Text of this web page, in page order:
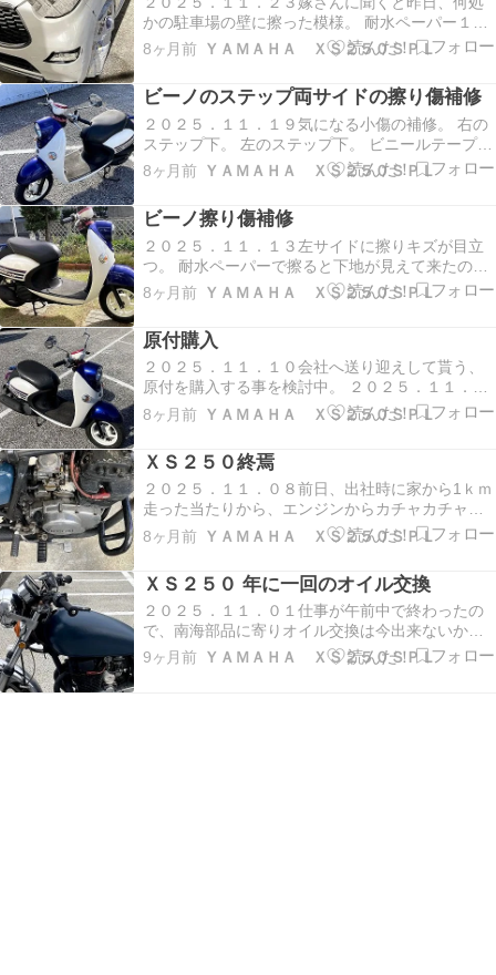
頼んだらクムホのタイヤでＨＳ51 １６５／５５Ｒ
／１…
かの駐車場の壁に擦った模様。 耐水ペーパー１０
００番で磨き後。 マスキング 缶スプレーホワイト
で塗装開始。塗装が垂れたら、ローラー刷毛で均
り。 ２０２５．１１．２４朝新聞を取りに行って
車を…
8ヶ月前 ＹＡＭＡＨＡ ＸＳ２５０ＳＰＬ
ビーノのステップ両サイドの擦り傷補修
２０２５．１１．１９気になる小傷の補修。 右の
ステップ下。 左のステップ下。 ビニールテープで
マスキングしてローラー刷毛でペイント。 マスキ
ングテープでなくビニールテープを使用したので
ンスタンドで初給油・ ７５２２ｋｍから７６１３
ｋ…
8ヶ月前 ＹＡＭＡＨＡ ＸＳ２５０ＳＰＬ
ビーノ擦り傷補修
２０２５．１１．１３左サイドに擦りキズが目立
つ。 耐水ペーパーで擦ると下地が見えて来たので
ペイントする。 水性のホワイトペンキが開かなく
て、キャスト用の缶スプレーホワイトを使用。 塗
ホームセンターでスペアキーを作って貰う。￥３
１５ …
8ヶ月前 ＹＡＭＡＨＡ ＸＳ２５０ＳＰＬ
原付購入
２０２５．１１．１０会社へ送り迎えして貰う、
原付を購入する事を検討中。 ２０２５．１１．１
１郡部に有るモーター店にＴＥＬして明日ネット
で見た原付を見に行く事を伝える。 ＸＳ２５０の
ンに解約を伝えると解約手続きに自筆署名が必要
と言われ封…
8ヶ月前 ＹＡＭＡＨＡ ＸＳ２５０ＳＰＬ
ＸＳ２５０終焉
２０２５．１１．０８前日、出社時に家から1ｋｍ
走った当たりから、エンジンからカチャカチャ音
がし始める。約８ｋｍの会社までガチャガチャ音
は続き、帰りは始めからガチャガチャと鳴り響
クランクをスパナで回転させるとキックが降りる
が、また…
8ヶ月前 ＹＡＭＡＨＡ ＸＳ２５０ＳＰＬ
ＸＳ２５０ 年に一回のオイル交換
２０２５．１１．０１仕事が午前中で終わったの
で、南海部品に寄りオイル交換は今出来ないかと
聞くと今日は予約がいっぱいと言うので、店のネ
ット部品検索する。ＸＳ２５０のオイルフィルタ
9ヶ月前 ＹＡＭＡＨＡ ＸＳ２５０ＳＰＬ